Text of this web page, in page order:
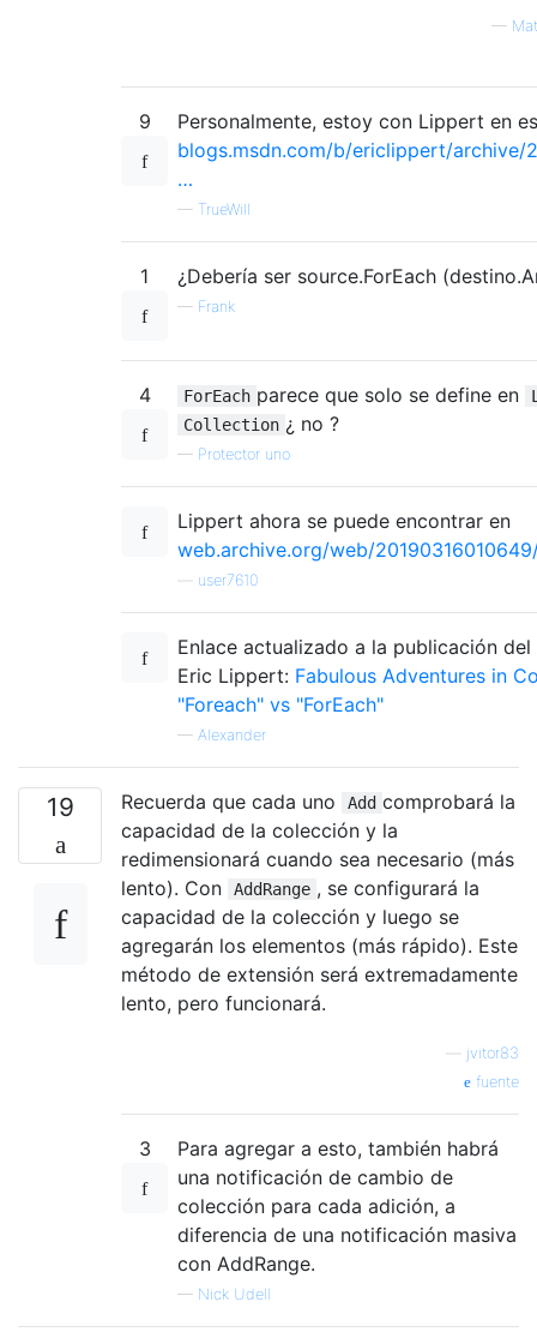
—
9
Personalmente, estoy con Lippert en
blogs.msdn.com/b/ericlippert/archive/
…
— TrueWill
1 ¿Debería ser source.ForEach
— Frank
4 ForEach parece que solo se define en
Collection ¿ no ?
— Protector uno
Lippert ahora se puede encontrar en
web.archive.org/web/
user7610
Enlace actualizado a la publicación
Eric Lippert: Fabulous Adventures in
"Foreach" vs "ForEach"
— Alexander
19 Recuerda que cada uno Add comprobará la
capacidad de la colección y la
redimensionará cuando sea necesario (más
lento). Con
AddRange , se configurará la
capacidad de la colección y luego se
agregarán los elementos (más rápido). Este
método de extensión será extremadamente
lento, pero funcionará.
jvitor83
fuente
3
Para agregar a esto, también habrá
una notificación de cambio de
colección para cada adición, a
diferencia de una notificación masiva
con AddRange.
— Nick Udell